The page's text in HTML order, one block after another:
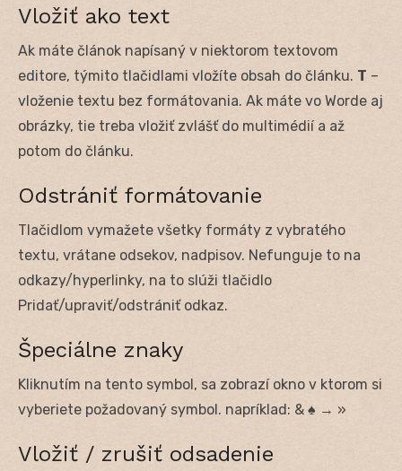
Vložiť ako text
Ak máte článok napísaný v niektorom textovom
editore, týmito tlačidlami vložíte obsah do článku. T –
vloženie textu bez formátovania. Ak máte vo Worde aj
obrázky, tie treba vložiť zvlášť do multimédií a až
potom do článku.
Odstrániť formátovanie
Tlačidlom vymažete všetky formáty z vybratého
textu, vrátane odsekov, nadpisov. Nefunguje to na
odkazy/hyperlinky, na to slúži tlačidlo
Pridať/upraviť/odstrániť odkaz.
Špeciálne znaky
Kliknutím na tento symbol, sa zobrazí okno v ktorom si
vyberiete požadovaný symbol. napríklad: & ♠ → »
Vložiť / zrušiť odsadenie